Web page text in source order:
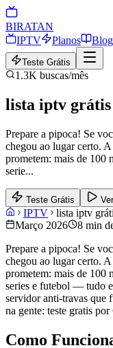
BIRATAN
IPTV
Planos Blog
Teste Grátis
1.3K buscas/mês
lista iptv
Prepare a pipoca! Se
chegou ao lugar certo.
prometem: mais de 100
serie...
Teste Grátis
IPTV
lista iptv
Março 2026
8 min
Prepare a pipoca! Se
chegou ao lugar certo.
prometem: mais de 100
series e futebol — tudo
servidor anti-travas que
na gente: teste gratis
Como